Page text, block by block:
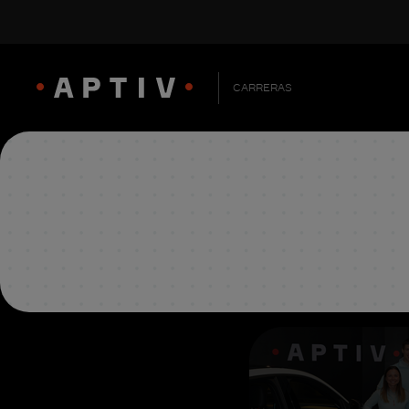
CARRERAS